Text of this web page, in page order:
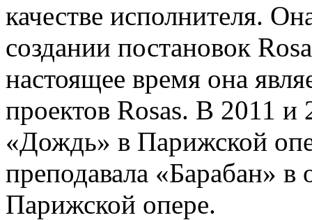
качестве исполнителя.
создании постановок
настоящее время она
проектов Rosas. В 2011 и
«Дождь» в Парижской
преподавала «Барабан»
Парижской опере.